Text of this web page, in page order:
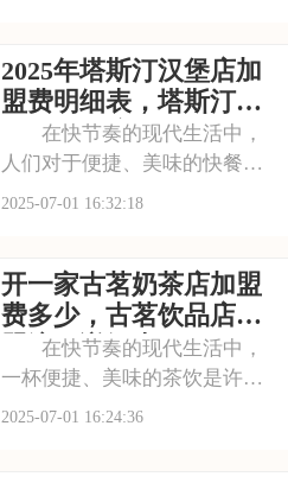
装修风格和温馨的氛围让人仿
佛穿越时空，感受到浓厚的茶
文化。每一款茶饮都选
2025年塔斯汀汉堡店加
盟费明细表，塔斯汀加
盟有什么流程及条件呢
在快节奏的现代生活中，
人们对于便捷、美味的快餐需
求日益增长。塔斯汀汉堡以其
的热门加盟项目。塔斯汀的汉
堡系列丰富多样，既有经典的
牛肉汉堡，又有创新
2025-07-01 16:32:18
开一家古茗奶茶店加盟
费多少，古茗饮品店加
盟流程详细表
在快节奏的现代生活中，
一杯便捷、美味的茶饮是许多
人日常的必需品。古茗以其独
2025-07-01 16:24:36